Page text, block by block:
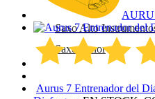
Saxo Alto
Saxo Tenor
Aurus 7 Entrenador del